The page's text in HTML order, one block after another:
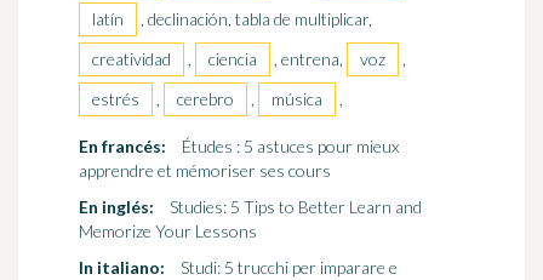
latín
, declinación, tabla de multiplicar,
creatividad
, ciencia , entrena, voz
,
estrés
, cerebro , música ,
En francés:
Études : 5 astuces pour mieux
apprendre et mémoriser ses cours
En inglés:
Studies: 5 Tips to Better Learn and
Memorize Your Lessons
In italiano:
Studi: 5 trucchi per imparare e